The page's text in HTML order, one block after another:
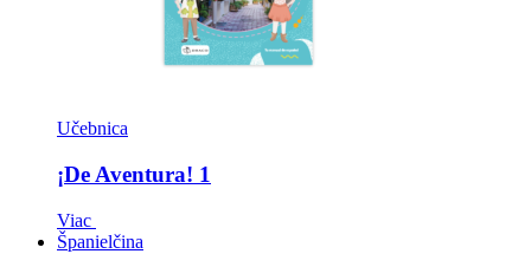
Učebnica
¡De Aventura! 1
Viac
Španielčina